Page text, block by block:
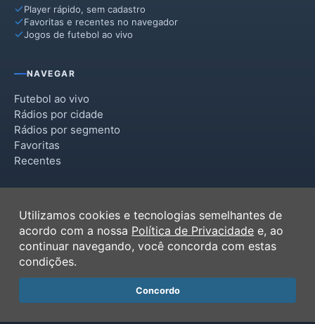
Quatro Barras
Rio Branco do Sul
Tijucas do Sul
Tunas do Paraná
Player rápido, sem cadastro
Favoritas e recentes no navegador
Jogos de futebol ao vivo
NAVEGAR
Futebol ao vivo
Rádios por cidade
Rádios por segmento
Favoritas
Recentes
Termos de Uso
Política de Privacidade
Ferramentas
Contato
Utilizamos cookies e tecnologias semelhantes de
acordo com a nossa Política de Privacidade e, ao
continuar navegando, você concorda com estas
condições.
Concordo